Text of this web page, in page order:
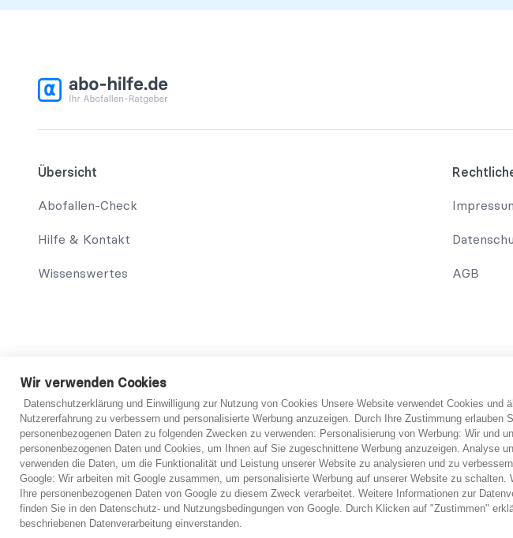
Übersicht
Abofallen-Check
Hilfe & Kontakt
Wissenswertes AGB
*Hinweis: abo-hilfe.de dient als informative Website. Der Verbraucher erhält Informationen
Verbraucher sowie das Ausfüllen des Fragebogens können ebenfalls telefonisch erfolgen.
Informationserteilung, werden dem Verbraucher Kontakte zu Rechtsanwälten ermöglicht.
Ersteinschätzung vorzubereiten. Grundsätzlich ist jedoch immer eine individuelle Prüfung
verbindliche Einschätzung von einem Anwalt getroffen werden.
Wir verwenden Cookies
Datenschutzerklärung und Einwilligung zur Nutzung von Cookies Unsere Website verwendet Cookies und
Nutzererfahrung zu verbessern und personalisierte Werbung anzuzeigen. Durch Ihre Zustimmung erlauben
personenbezogenen Daten zu folgenden Zwecken zu verwenden: Personalisierung von Werbung: Wir und
personenbezogenen Daten und Cookies, um Ihnen auf Sie zugeschnittene Werbung anzuzeigen. Analyse
verwenden die Daten, um die Funktionalität und Leistung unserer Website zu analysieren und zu
Google: Wir arbeiten mit Google zusammen, um personalisierte Werbung auf unserer Website zu schalten.
Ihre personenbezogenen Daten von Google zu diesem Zweck verarbeitet. Weitere Informationen zur
finden Sie in den Datenschutz- und Nutzungsbedingungen von Google. Durch Klicken auf "Zustimmen"
beschriebenen Datenverarbeitung einverstanden.